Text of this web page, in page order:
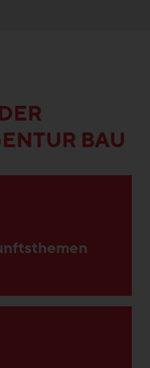
BAU